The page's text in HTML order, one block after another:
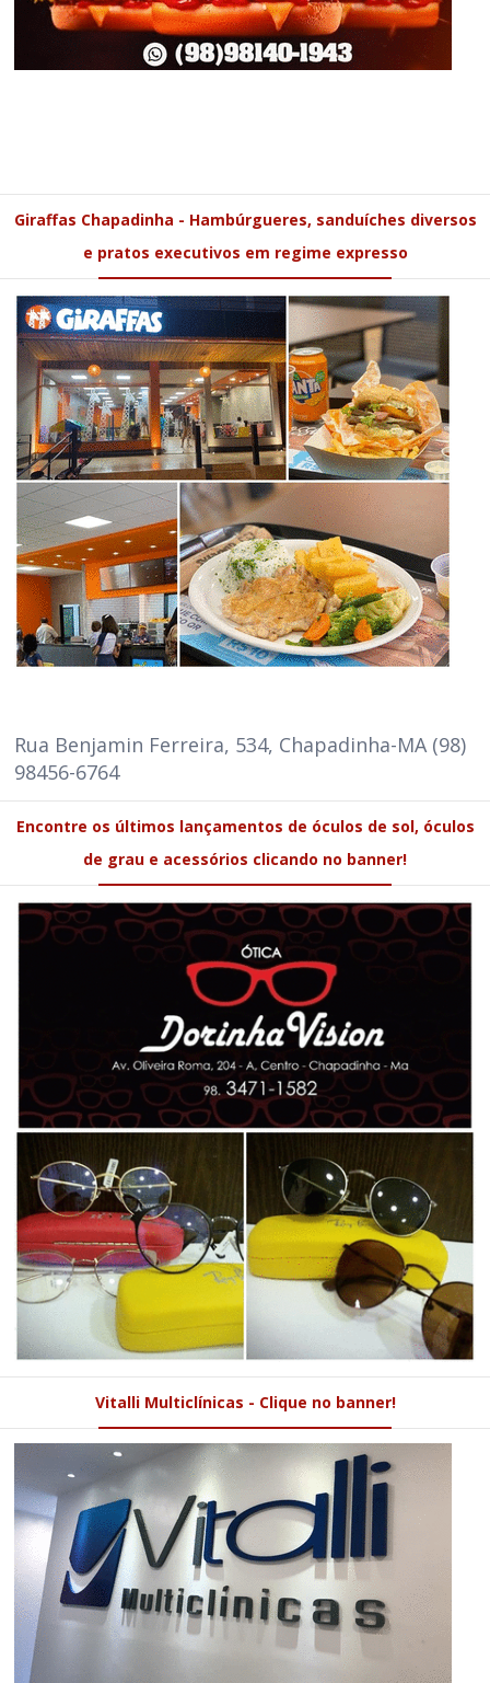
Giraffas Chapadinha - Hambúrgueres, sanduíches diversos
e pratos executivos em regime expresso
Rua Benjamin Ferreira, 534, Chapadinha-MA (98)
98456-6764
Encontre os últimos lançamentos de óculos de sol, óculos
de grau e acessórios clicando no banner!
Vitalli Multiclínicas - Clique no banner!